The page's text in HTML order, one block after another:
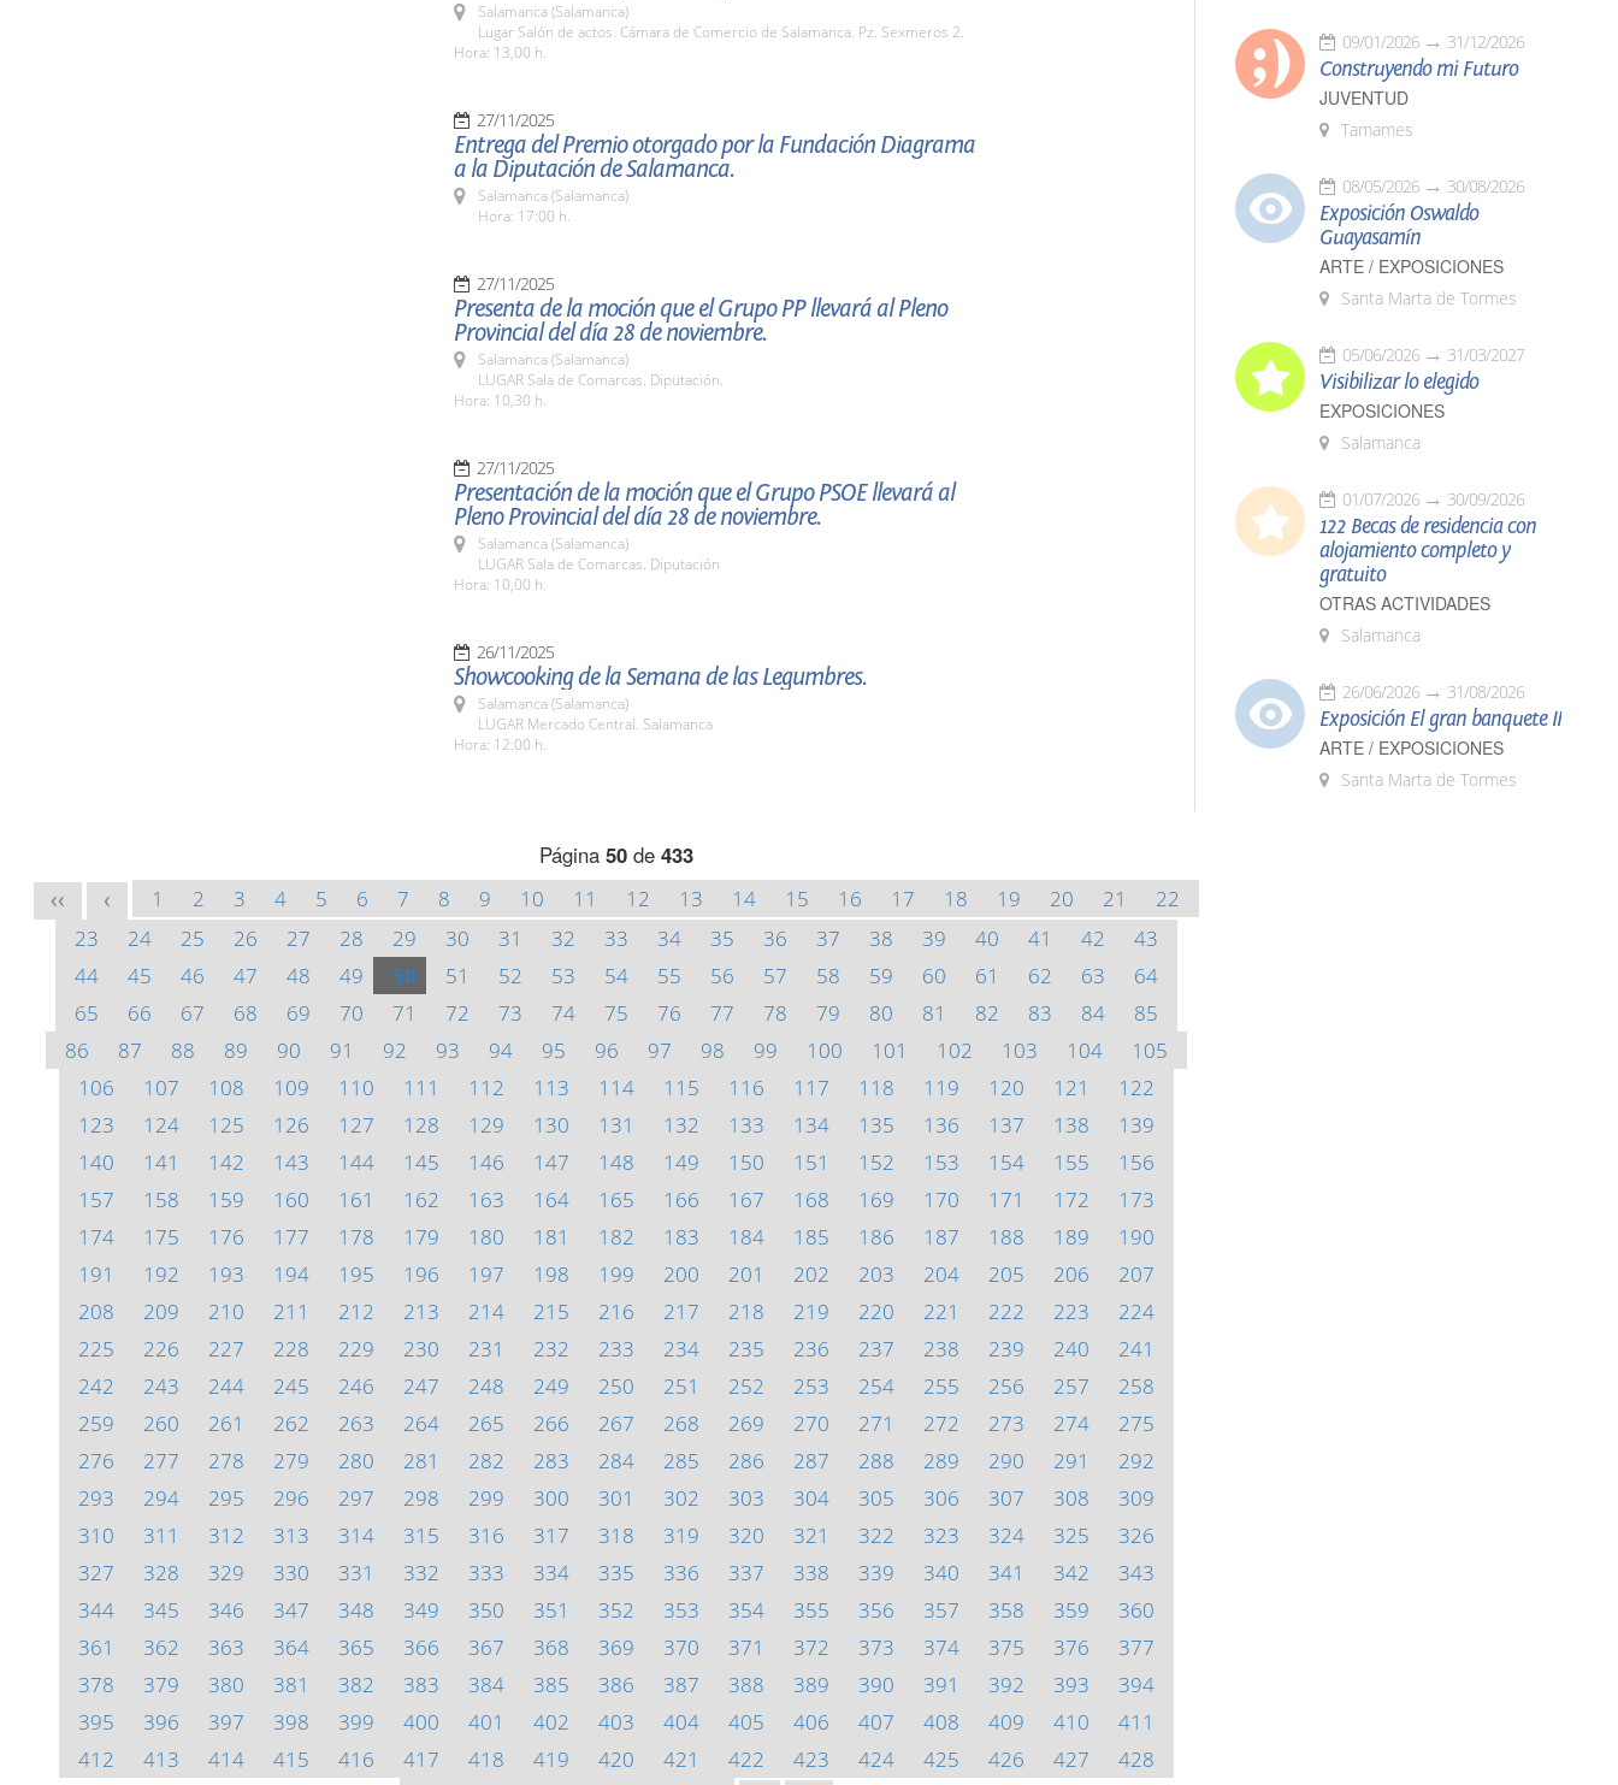
Salamanca (Salamanca)
Lugar Salón de actos. Cámara de Comercio de Salamanca. Pz. Sexmeros 2.
Hora: 13,00 h.
27/11/2025
Entrega del Premio otorgado por la Fundación Diagrama
a la Diputación de Salamanca.
Salamanca (Salamanca)
Hora: 17:00 h.
27/11/2025
Presenta de la moción que el Grupo PP llevará al Pleno
Provincial del día 28 de noviembre.
Salamanca (Salamanca)
LUGAR Sala de Comarcas. Diputación.
Hora: 10,30 h.
27/11/2025
Presentación de la moción que el Grupo PSOE llevará al
Pleno Provincial del día 28 de noviembre.
Salamanca (Salamanca)
LUGAR Sala de Comarcas. Diputación
Hora: 10,00 h.
26/11/2025
Showcooking de la Semana de las Legumbres.
Salamanca (Salamanca)
LUGAR Mercado Central. Salamanca
Hora: 12:00 h.
Página 50 de 433
<< < 1 2 3 4 5 6 7 8 9 10 11 12 13 14 15 16 17 18 19 20 21
22
23
24 25 26 27 28 29 30 31 32 33 34 35 36 37 38 39 40 41 42
43
44
45 46 47 48 49 50 51 52 53 54 55 56 57 58 59 60 61 62 63
64
65
66 67 68 69 70 71 72 73 74 75 76 77 78 79 80 81 82 83 84
85
86
87 88 89 90 91 92 93 94 95 96 97 98 99 100 101 102 103 104
105
106
107 108 109 110 111 112 113 114 115 116 117 118 119 120 121
122
123
124 125 126 127 128 129 130 131 132 133 134 135 136 137 138
139
140
141 142 143 144 145 146 147 148 149 150 151 152 153 154 155
156
157
158 159 160 161 162 163 164 165 166 167 168 169 170 171 172
173
174
175 176 177 178 179 180 181 182 183 184 185 186 187 188 189
190
191
192 193 194 195 196 197 198 199 200 201 202 203 204 205 206
207
208
209 210 211 212 213 214 215 216 217 218 219 220 221 222 223
224
225
226 227 228 229 230 231 232 233 234 235 236 237 238 239 240
241
242
243 244 245 246 247 248 249 250 251 252 253 254 255 256 257
258
259
260 261 262 263 264 265 266 267 268 269 270 271 272 273 274
275
276
277 278 279 280 281 282 283 284 285 286 287 288 289 290 291
292
293
294 295 296 297 298 299 300 301 302 303 304 305 306 307 308
309
310
311 312 313 314 315 316 317 318 319 320 321 322 323 324 325
326
327
328 329 330 331 332 333 334 335 336 337 338 339 340 341 342
343
344
345 346 347 348 349 350 351 352 353 354 355 356 357 358 359
360
361
362 363 364 365 366 367 368 369 370 371 372 373 374 375 376
377
378
379 380 381 382 383 384 385 386 387 388 389 390 391 392 393
394
395
396 397 398 399 400 401 402 403 404 405 406 407 408 409 410
411
412
413 414 415 416 417 418 419 420 421 422 423 424 425 426 427
428
09/01/2026 31/12/2026
Construyendo mi Futuro
JUVENTUD
Tamames
08/05/2026 30/08/2026
Exposición Oswaldo
Guayasamín
ARTE / EXPOSICIONES
Santa Marta de Tormes
05/06/2026 31/03/2027
Visibilizar lo elegido
EXPOSICIONES
Salamanca
01/07/2026 30/09/2026
122 Becas de residencia con
alojamiento completo y
gratuito
OTRAS ACTIVIDADES
Salamanca
26/06/2026 31/08/2026
Exposición El gran banquete II
ARTE / EXPOSICIONES
Santa Marta de Tormes